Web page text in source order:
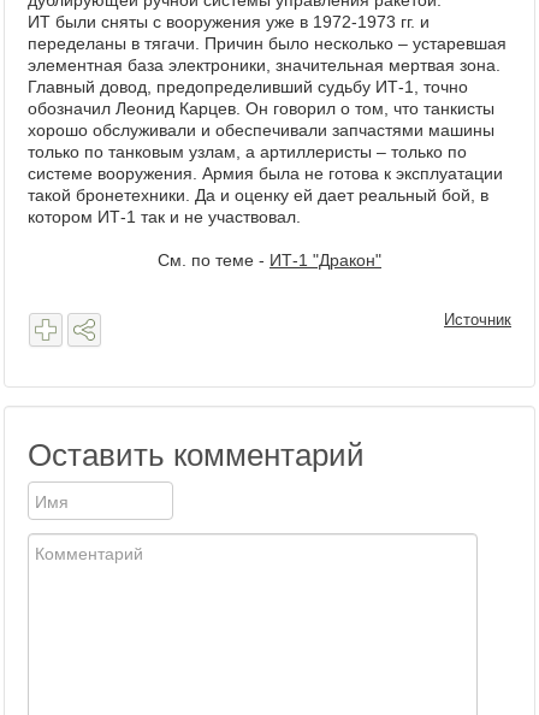
ИТ были сняты с вооружения уже в 1972-1973 гг. и
переделаны в тягачи. Причин было несколько – устаревшая
элементная база электроники, значительная мертвая зона.
Главный довод, предопределивший судьбу ИТ-1, точно
обозначил Леонид Карцев. Он говорил о том, что танкисты
хорошо обслуживали и обеспечивали запчастями машины
только по танковым узлам, а артиллеристы – только по
системе вооружения. Армия была не готова к эксплуатации
такой бронетехники. Да и оценку ей дает реальный бой, в
котором ИТ-1 так и не участвовал.
См. по теме - ИТ-1 "Дракон"
Источник
Оставить комментарий